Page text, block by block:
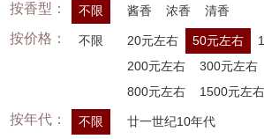
按香型： 不限 酱香 浓香 清香
按价格： 不限 20元左右 50元左右
200元左右
300元左右
800元左右
1500元左右
按年代： 不限 廿一世纪10年代